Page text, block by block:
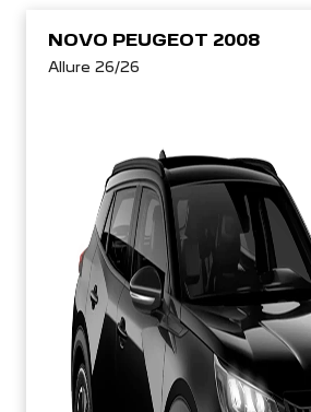
NOVO PEUGEOT 2008
Allure 26/26